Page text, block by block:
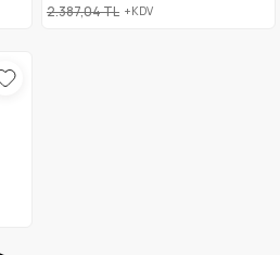
2.387,04 TL +KDV